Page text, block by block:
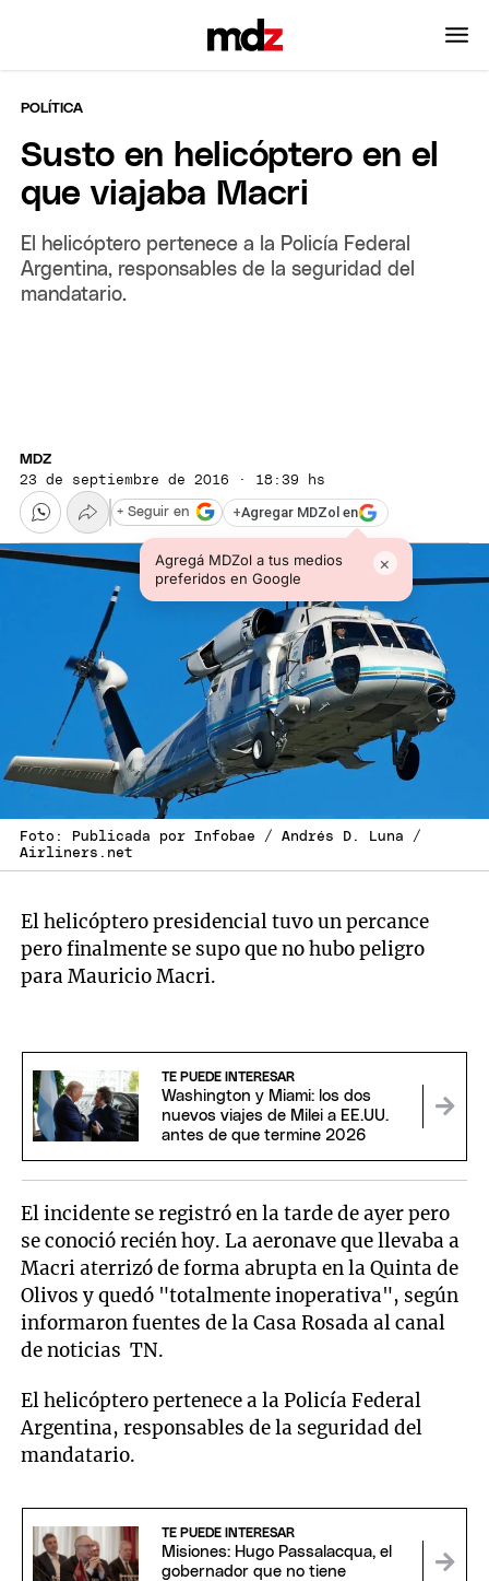
POLÍTICA
Susto en helicóptero en el
que viajaba Macri
El helicóptero pertenece a la Policía Federal
Argentina, responsables de la seguridad del
mandatario.
MDZ
23 de septiembre de 2016 · 18:39 hs
+Agregar MDZol en
Agregá MDZol a tus medios
preferidos en Google
×
+ Seguir en
Foto: Publicada por Infobae / Andrés D. Luna /
Airliners.net
El helicóptero presidencial tuvo un percance
pero finalmente se supo que no hubo peligro
para Mauricio Macri.
TE PUEDE INTERESAR
Washington y Miami: los dos
nuevos viajes de Milei a EE.UU.
antes de que termine 2026
El incidente se registró en la tarde de ayer pero
se conoció recién hoy. La aeronave que llevaba a
Macri aterrizó de forma abrupta en la Quinta de
Olivos y quedó "totalmente inoperativa", según
informaron fuentes de la Casa Rosada al canal
de noticias TN.
El helicóptero pertenece a la Policía Federal
Argentina, responsables de la seguridad del
mandatario.
TE PUEDE INTERESAR
Misiones: Hugo Passalacqua, el
gobernador que no tiene